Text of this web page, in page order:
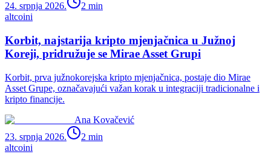
24. srpnja 2026.
2 min
altcoini
Korbit, najstarija kripto mjenjačnica u Južnoj
Koreji, pridružuje se Mirae Asset Grupi
Korbit, prva južnokorejska kripto mjenjačnica, postaje dio Mirae
Asset Grupe, označavajući važan korak u integraciji tradicionalne i
kripto financije.
Ana Kovačević
23. srpnja 2026.
2 min
altcoini